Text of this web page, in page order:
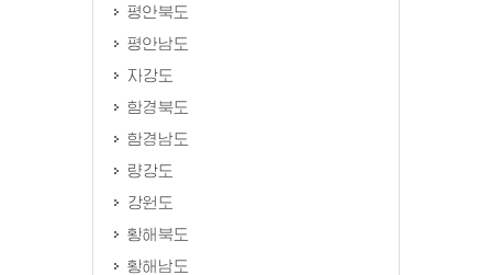
평안북도
평안남도
자강도
함경북도
함경남도
량강도
강원도
황해북도
황해남도